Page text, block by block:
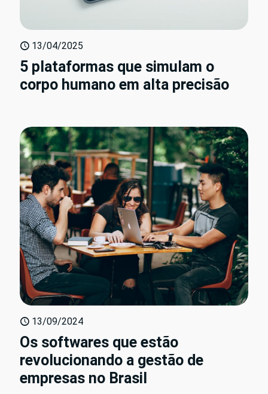
13/04/2025
5 plataformas que simulam o
corpo humano em alta precisão
13/09/2024
Os softwares que estão
revolucionando a gestão de
empresas no Brasil